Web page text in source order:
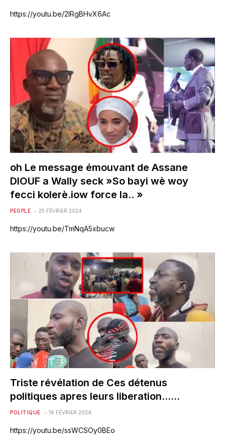
https://youtu.be/2IRgBHvX6Ac
oh Le message émouvant de Assane
DIOUF a Wally seck »So bayi wè woy
fecci kolerè.iow force la.. »
PEOPLE 25 FÉVRIER 2024
https://youtu.be/TmNqA5xbucw
Triste révélation de Ces détenus
politiques apres leurs liberation……
POLITIQUE 16 FÉVRIER 2024
https://youtu.be/ssWCSOy0BEo